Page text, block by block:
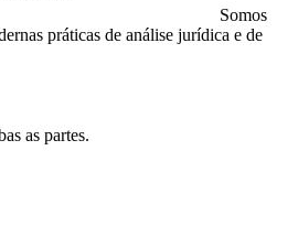
Somos
práticas de análise jurídica e de
as partes.